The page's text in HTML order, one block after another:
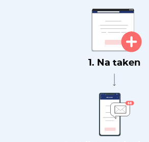
1. Na taken